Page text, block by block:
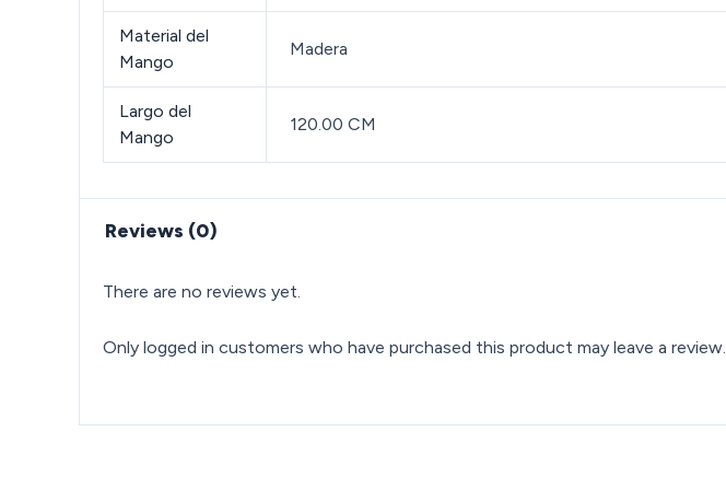
Material del
Mango
Madera
Largo del
Mango
120.00 CM
Reviews (0)
There are no reviews yet.
Only logged in customers who have purchased this product may leave a review.